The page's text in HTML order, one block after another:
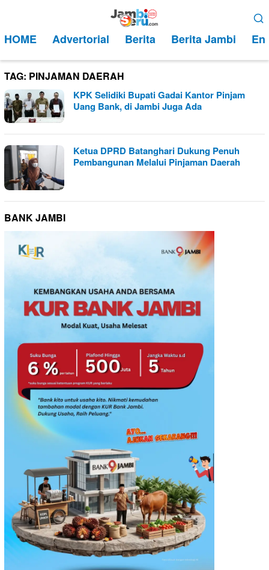
kontenMobile
HOME Advertorial Berita Berita Jambi
TAG: PINJAMAN DAERAH
KPK Selidiki Bupati Gadai Kantor Pinjam
Uang Bank, di Jambi Juga Ada
Ketua DPRD Batanghari Dukung Penuh
Pembangunan Melalui Pinjaman Daerah
BANK JAMBI